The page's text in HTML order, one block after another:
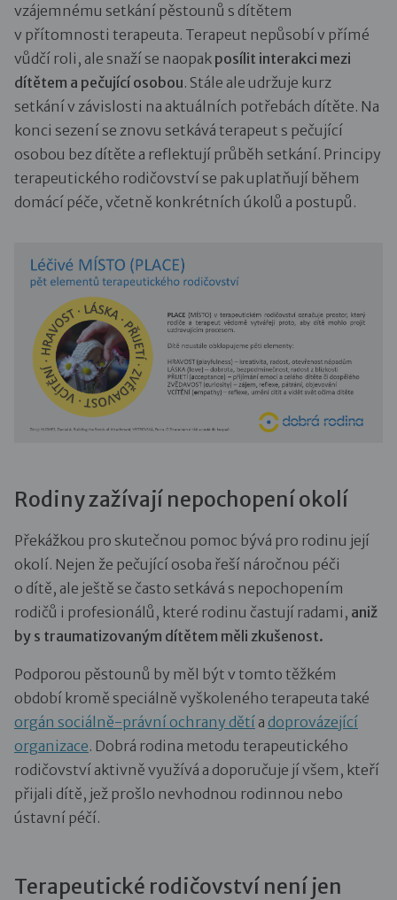
vzájemnému setkání pěstounů s dítětem
v přítomnosti terapeuta. Terapeut nepůsobí v přímé
vůdčí roli, ale snaží se naopak posílit interakci mezi
dítětem a pečující osobou. Stále ale udržuje kurz
setkání v závislosti na aktuálních potřebách dítěte. Na
konci sezení se znovu setkává terapeut s pečující
osobou bez dítěte a reflektují průběh setkání. Principy
terapeutického rodičovství se pak uplatňují během
domácí péče, včetně konkrétních úkolů a postupů.
Rodiny zažívají nepochopení okolí
Překážkou pro skutečnou pomoc bývá pro rodinu její
okolí. Nejen že pečující osoba řeší náročnou péči
o dítě, ale ještě se často setkává s nepochopením
rodičů i profesionálů, které rodinu častují radami, aniž
by s traumatizovaným dítětem měli zkušenost.
Podporou pěstounů by měl být v tomto těžkém
období kromě speciálně vyškoleného terapeuta také
orgán sociálně-právní ochrany dětí a doprovázející
organizace. Dobrá rodina metodu terapeutického
rodičovství aktivně využívá a doporučuje jí všem, kteří
přijali dítě, jež prošlo nevhodnou rodinnou nebo
ústavní péčí.
Terapeutické rodičovství není jen